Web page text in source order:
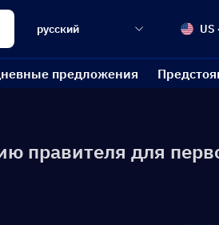
русский US
предложения
правителя для